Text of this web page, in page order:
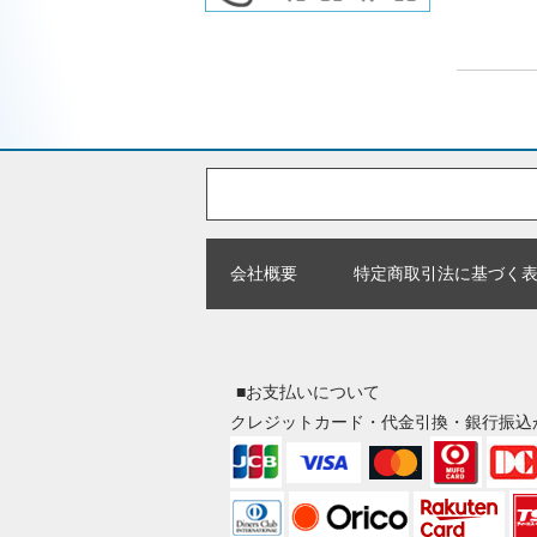
会社概要 特定商取引法に基づく
■お支払いについて
クレジットカード・代金引換・銀行振